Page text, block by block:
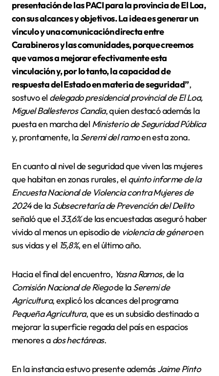
presentación de las PACI para la provincia de El Loa,
con sus alcances y objetivos. La idea es generar un
vínculo y una comunicación directa entre
Carabineros y las comunidades, porque creemos
que vamos a mejorar efectivamente esta
vinculación y, por lo tanto, la capacidad de
respuesta del Estado en materia de seguridad”,
sostuvo el delegado presidencial provincial de El Loa,
Miguel Ballesteros Candia, quien destacó además la
puesta en marcha del Ministerio de Seguridad Pública
y, prontamente, laSeremi del ramoen esta zona.
En cuanto al nivel de seguridad que viven las mujeres
que habitan en zonas rurales, el quinto informe de la
Encuesta Nacional de Violencia contra Mujeres de
2024de laSubsecretaría de Prevención del Delito
señaló que el33,6%de las encuestadas aseguró haber
vivido al menos un episodio de violencia de géneroen
sus vidas y el 15,8%, en el último año.
Hacia el final del encuentro, Yasna Ramos, de la
Comisión Nacional de Riegode laSeremi de
Agricultura, explicó los alcances del programa
Pequeña Agricultura, que es un subsidio destinado a
mejorar la superficie regada del país en espacios
menores ados hectáreas.
En la instancia estuvo presente además Jaime Pinto